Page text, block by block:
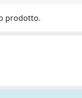
prodotto.